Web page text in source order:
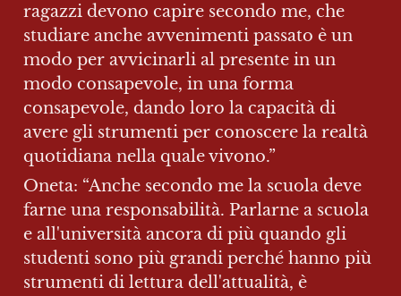
ragazzi devono capire secondo me, che
studiare anche avvenimenti passato è un
modo per avvicinarli al presente in un
modo consapevole, in una forma
consapevole, dando loro la capacità di
avere gli strumenti per conoscere la realtà
quotidiana nella quale vivono.”
Oneta: “Anche secondo me la scuola deve
farne una responsabilità. Parlarne a scuola
e all'università ancora di più quando gli
studenti sono più grandi perché hanno più
strumenti di lettura dell'attualità, è